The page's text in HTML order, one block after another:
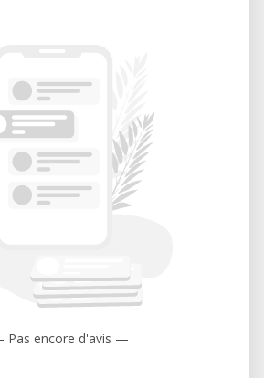
Pas encore d'avis —